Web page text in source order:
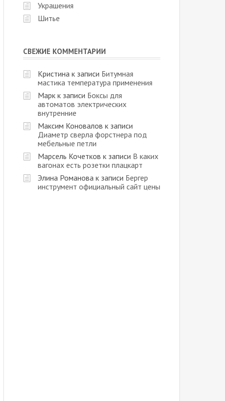
Украшения
Шитье
СВЕЖИЕ КОММЕНТАРИИ
Кристина к записи Битумная
мастика температура применения
Марк к записи Боксы для
автоматов электрических
внутренние
Максим Коновалов к записи
Диаметр сверла форстнера под
мебельные петли
Марсель Кочетков к записи В каких
вагонах есть розетки плацкарт
Элина Романова к записи Бергер
инструмент официальный сайт цены